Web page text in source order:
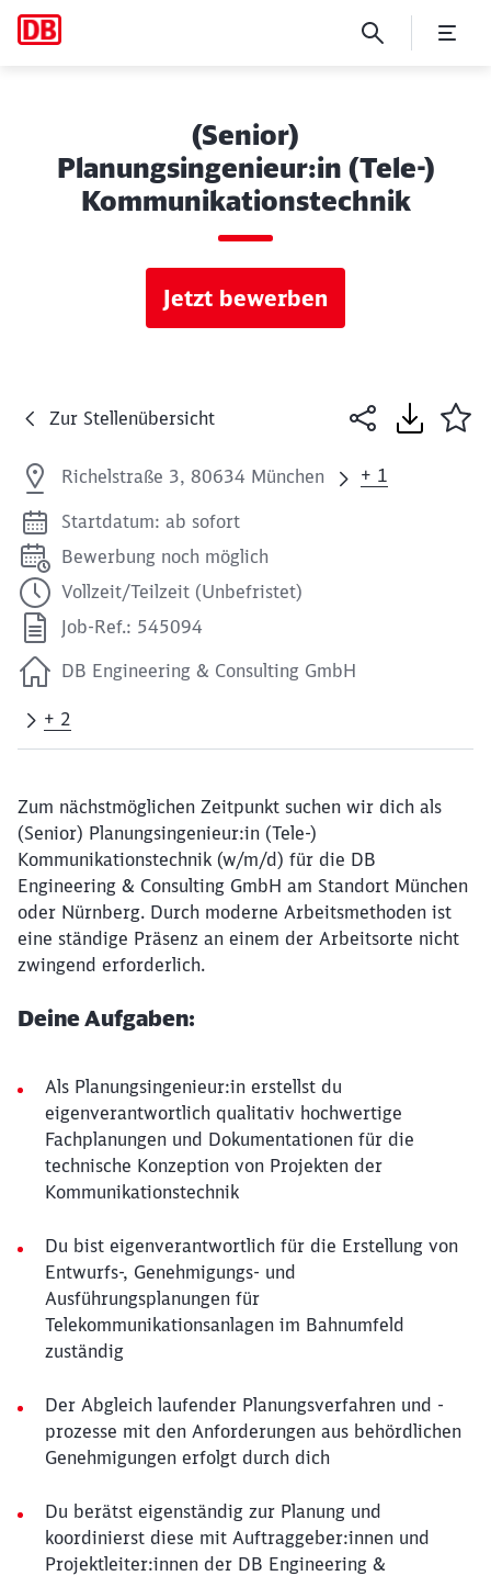
(Senior)
Planungsingenieur:in (Tele-)
Kommunikationstechnik
Jetzt bewerben
Zur Stellenübersicht
Richelstraße 3, 80634 München + 1
Startdatum: ab sofort
Bewerbung noch möglich
Vollzeit/Teilzeit (Unbefristet)
Job-Ref.: 545094
DB Engineering & Consulting GmbH
+ 2
Zum nächstmöglichen Zeitpunkt suchen wir dich als
(Senior) Planungsingenieur:in (Tele-)
Kommunikationstechnik (w/m/d) für die DB
Engineering & Consulting GmbH am Standort München
oder Nürnberg. Durch moderne Arbeitsmethoden ist
eine ständige Präsenz an einem der Arbeitsorte nicht
zwingend erforderlich.
Deine Aufgaben:
Als Planungsingenieur:in erstellst du
eigenverantwortlich qualitativ hochwertige
Fachplanungen und Dokumentationen für die
technische Konzeption von Projekten der
Kommunikationstechnik
Du bist eigenverantwortlich für die Erstellung von
Entwurfs-, Genehmigungs- und
Ausführungsplanungen für
Telekommunikationsanlagen im Bahnumfeld
zuständig
Der Abgleich laufender Planungsverfahren und -
prozesse mit den Anforderungen aus behördlichen
Genehmigungen erfolgt durch dich
Du berätst eigenständig zur Planung und
koordinierst diese mit Auftraggeber:innen und
Projektleiter:innen der DB Engineering &